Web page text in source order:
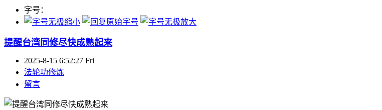
字号：
提醒台湾同修尽快成熟起来
2025-8-15 6:52:27 Fri
法轮功修炼
留言